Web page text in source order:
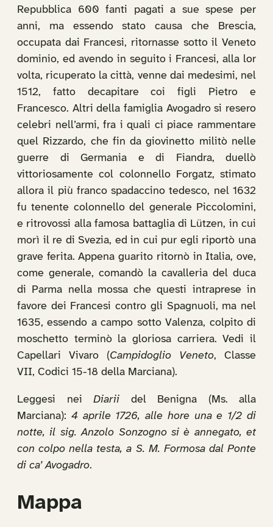
Repubblica 600 fanti pagati a sue spese per
anni, ma essendo stato causa che Brescia,
occupata dai Francesi, ritornasse sotto il Veneto
dominio, ed avendo in seguito i Francesi, alla lor
volta, ricuperato la città, venne dai medesimi, nel
1512, fatto decapitare coi figli Pietro e
Francesco. Altri della famiglia Avogadro si resero
celebri nell’armi, fra i quali ci piace rammentare
quel Rizzardo, che fin da giovinetto militò nelle
guerre di Germania e di Fiandra, duellò
vittoriosamente col colonnello Forgatz, stimato
allora il più franco spadaccino tedesco, nel 1632
fu tenente colonnello del generale Piccolomini,
e ritrovossi alla famosa battaglia di Lützen, in cui
morì il re di Svezia, ed in cui pur egli riportò una
grave ferita. Appena guarito ritornò in Italia, ove,
come generale, comandò la cavalleria del duca
di Parma nella mossa che questi intraprese in
favore dei Francesi contro gli Spagnuoli, ma nel
1635, essendo a campo sotto Valenza, colpito di
moschetto terminò la gloriosa carriera. Vedi il
Capellari Vivaro (Campidoglio Veneto, Classe
VII, Codici 15-18 della Marciana).
Leggesi nei Diarii del Benigna (Ms. alla
Marciana): 4 aprile 1726, alle hore una e 1/2 di
notte, il sig. Anzolo Sonzogno si è annegato, et
con colpo nella testa, a S. M. Formosa dal Ponte
di ca’ Avogadro.
Mappa